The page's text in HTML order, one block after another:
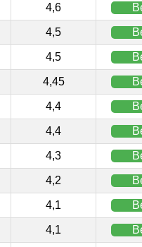
4,6
4,5
4,5
4,45
4,4
4,4
4,3
4,2
4,1
4,1